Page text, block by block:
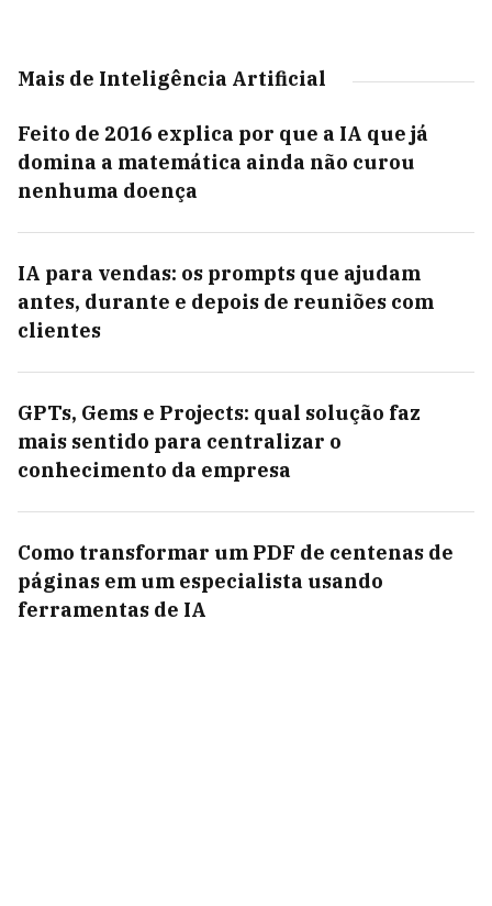
Mais de Inteligência Artificial
Feito de 2016 explica por que a IA que já
domina a matemática ainda não curou
nenhuma doença
IA para vendas: os prompts que ajudam
antes, durante e depois de reuniões com
clientes
GPTs, Gems e Projects: qual solução faz
mais sentido para centralizar o
conhecimento da empresa
Como transformar um PDF de centenas de
páginas em um especialista usando
ferramentas de IA